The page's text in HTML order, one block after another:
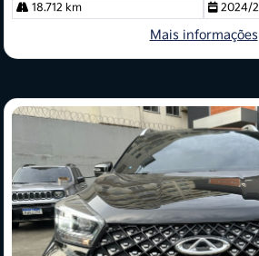
18.712 km 2024/
Mais informações